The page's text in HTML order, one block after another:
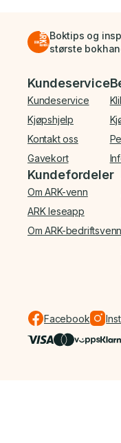
Boktips og
største
Bunnmeny
Kundeservice
Kundeservice
Kjøpshjelp
Kontakt oss
Gavekort
Kundefordeler
Om ARK-venn
ARK leseapp
Om ARK-
Facebook